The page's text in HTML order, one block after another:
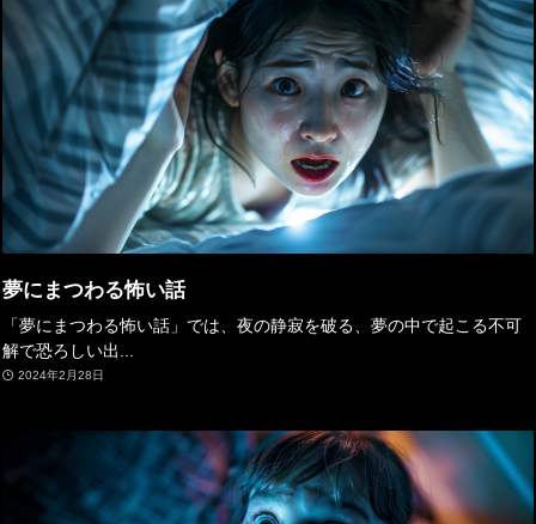
夢にまつわる怖い話
「夢にまつわる怖い話」では、夜の静寂を破る、夢の中で起こる不可
解で恐ろしい出...
2024年2月28日